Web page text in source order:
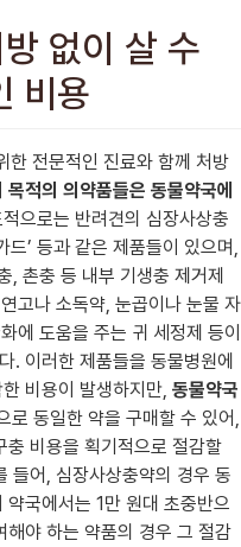
없이 살 수
비용
한 전문적인 진료와 함께 처방
적의 의약품들은 동물약국에
으로는 반려견의 심장사상충
드’ 등과 같은 제품들이 있으며,
, 촌충 등 내부 기생충 제거제
고나 소독약, 눈곱이나 눈물 자
에 도움을 주는 귀 세정제 등이
. 이러한 제품들을 동물병원에
비용이 발생하지만, 동물약국
로 동일한 약을 구매할 수 있어,
비용을 획기적으로 절감할
들어, 심장사상충약의 경우 동
국에서는 1만 원대 초중반으
해야 하는 약품의 경우 그 절감